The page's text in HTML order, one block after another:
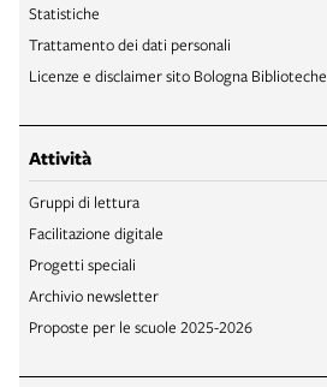
Statistiche
Trattamento dei dati personali
Licenze e disclaimer sito Bologna Biblioteche
Attività
Gruppi di lettura
Facilitazione digitale
Progetti speciali
Archivio newsletter
Proposte per le scuole 2025-2026